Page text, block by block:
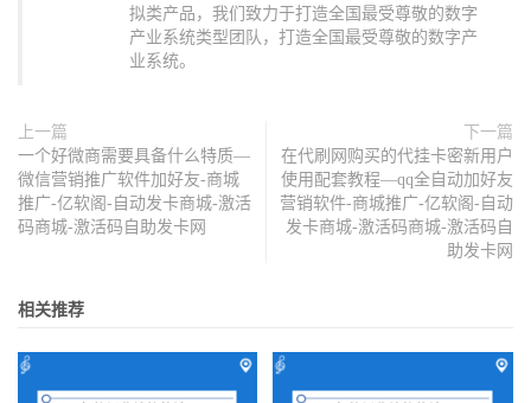
拟类产品，我们致力于打造全国最受尊敬的数字
产业系统类型团队，打造全国最受尊敬的数字产
业系统。
上一篇
一个好微商需要具备什么特质—
微信营销推广软件加好友-商城
推广-亿软阁-自动发卡商城-激活
码商城-激活码自助发卡网
下一篇
在代刷网购买的代挂卡密新用户
使用配套教程—qq全自动加好友
营销软件-商城推广-亿软阁-自动
发卡商城-激活码商城-激活码自
助发卡网
相关推荐